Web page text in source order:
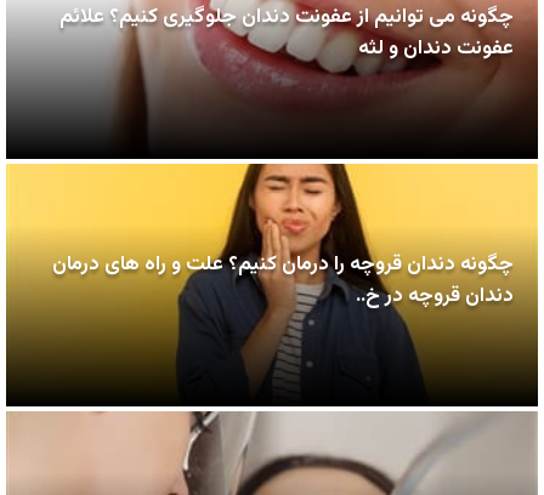
چگونه می توانیم از عفونت دندان جلوگیری کنیم؟ علائم
عفونت دندان و لثه
چگونه دندان قروچه را درمان کنیم؟ علت و راه های درمان
دندان قروچه در خ..